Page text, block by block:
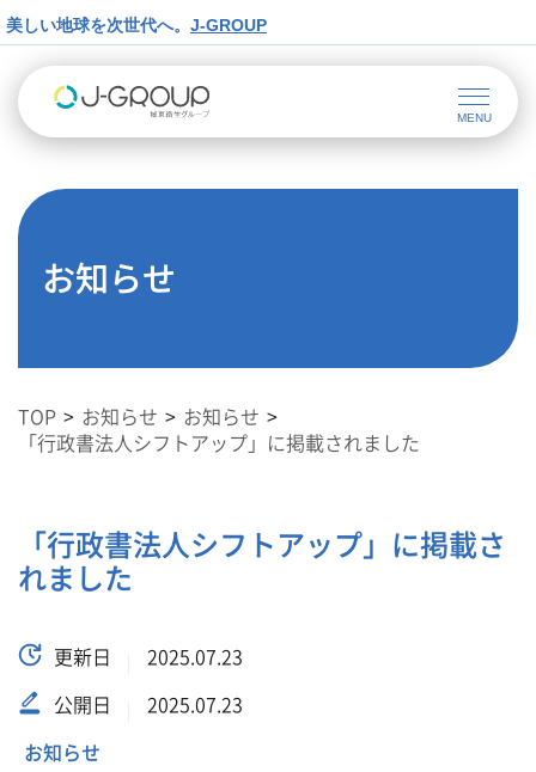
美しい地球を次世代へ。 J-GROUP
お知らせ
TOP お知らせ
お知らせ
「行政書法人シフトアップ」に掲載されました
「行政書法人シフトアップ」に掲載さ
れました
更新日 2025.07.23
公開日 2025.07.23
お知らせ